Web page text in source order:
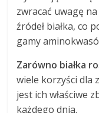
zwracać uwagę
źródeł białka, co
gamy
Zarówno białka
wiele korzyści dla
jest ich właściwe
każdego dnia.